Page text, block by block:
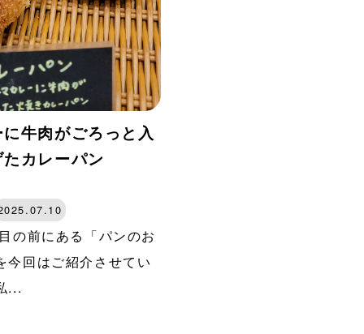
牛肉がごろっと入
カレーパン
の前にある「パンのお
今回はご紹介させてい
...